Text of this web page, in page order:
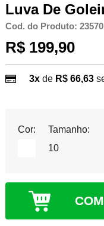
Luva De
Cod. do Produto: 23570
R$ 199,90
3xde R$ 66,63
Cor:
Tamanho:
10